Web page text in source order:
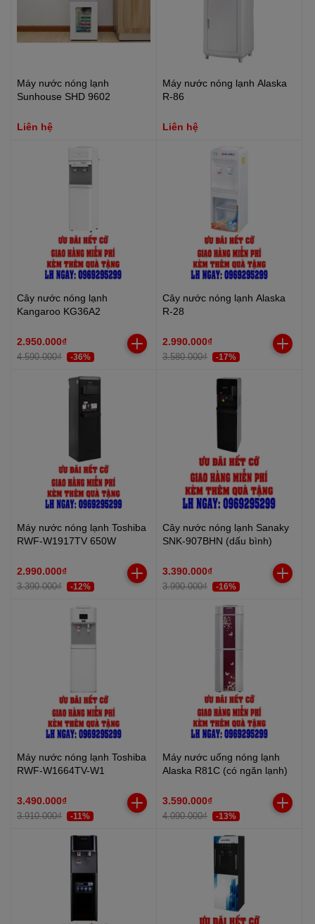
Máy nước nóng lạnh
Sunhouse SHD 9602
Liên hệ
Máy nước nóng lạnh Alaska
R-86
Liên hệ
Cây nước nóng lạnh
Kangaroo KG36A2
2.950.000₫
4.590.000₫ -36%
Cây nước nóng lạnh Alaska
R-28
2.990.000₫
3.580.000₫ -17%
Máy nước nóng lạnh Toshiba
RWF-W1917TV 650W
2.990.000₫
3.390.000₫ -12%
Cây nước nóng lạnh Sanaky
SNK-907BHN (dấu bình)
3.390.000₫
3.990.000₫ -16%
Máy nước nóng lạnh Toshiba
RWF-W1664TV-W1
3.490.000₫
3.910.000₫ -11%
Máy nước uống nóng lạnh
Alaska R81C (có ngăn lạnh)
3.590.000₫
4.090.000₫ -13%